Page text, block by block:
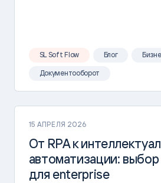
SL Soft Flow Блог
Документооборот
15 АПРЕЛЯ 2026
От RPA к
автоматизации:
для enterprise